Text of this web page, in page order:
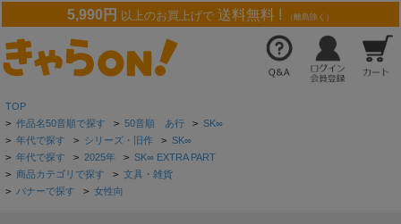
5,990円 以上のお買上げで 送料無料 ! （離島除く）
TOP
> 作品名50音順で探す > 50音順 あ行 > SK∞
> 年代で探す > シリーズ・旧作 > SK∞
> 年代で探す > 2025年 > SK∞ EXTRA PART
> 商品カテゴリで探す > 文具・雑貨
> バナーで探す > 女性向